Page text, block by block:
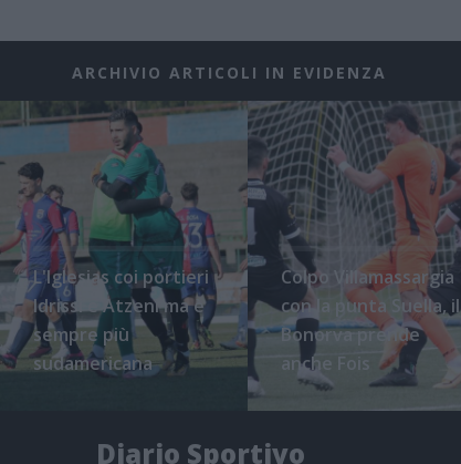
ARCHIVIO ARTICOLI IN EVIDENZA
L'Iglesias coi portieri
Idrissi e Atzeni ma è
sempre più
sudamericana
Colpo Villamassargia
con la punta Suella, il
Bonorva prende
anche Fois
Diario Sportivo